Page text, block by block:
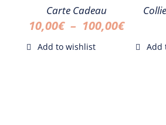
20,00€.
10,00€.
Carte Cadeau
10,00€ – 100,00€Plage
de